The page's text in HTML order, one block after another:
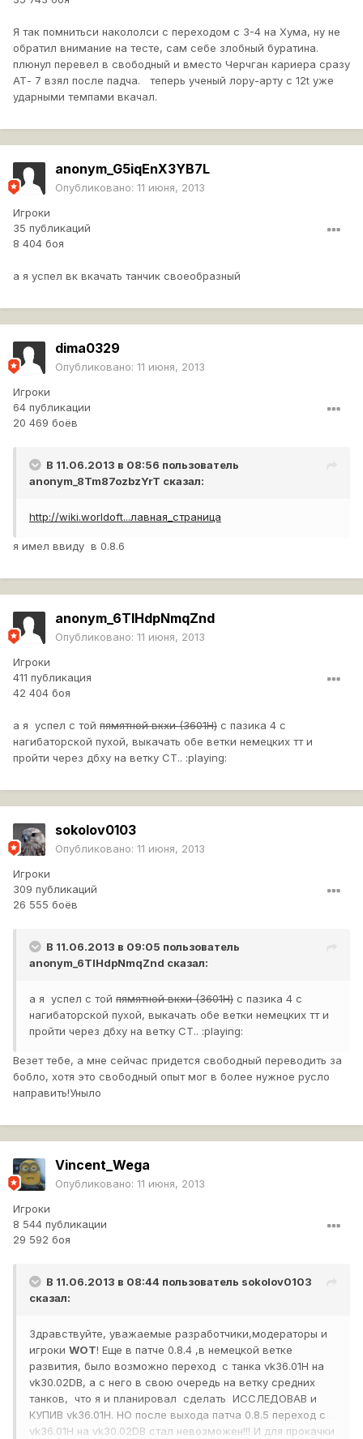
Я так помнитьси накололси с переходом с 3-4 на Хума, ну не
обратил внимание на тесте, сам себе злобный буратина.
плюнул перевел в свободный и вместо Черчган кариера сразу
АТ- 7 взял после падча. теперь ученый лору-арту с 12t уже
ударными темпами вкачал.
anonym_G5iqEnX3YB7L
Опубликовано: 11 июня, 2013
Игроки
35 публикаций
8 404 боя
а я успел вк вкачать танчик своеобразный
dima0329
Опубликовано: 11 июня, 2013
Игроки
64 публикации
20 469 боёв
В 11.06.2013 в 08:56 пользователь
anonym_8Tm87ozbzYrT сказал:
http://wiki.worldoft...лавная_страница
я имел ввиду в 0.8.6
anonym_6TlHdpNmqZnd
Опубликовано: 11 июня, 2013
Игроки
411 публикация
42 404 боя
а я успел с той пямятной вкхи (3601Н) с пазика 4 с
нагибаторской пухой, выкачать обе ветки немецких тт и
пройти через дбху на ветку СТ.. :playing:
sokolov0103
Опубликовано: 11 июня, 2013
Игроки
309 публикаций
26 555 боёв
В 11.06.2013 в 09:05 пользователь
anonym_6TlHdpNmqZnd сказал:
а я успел с той пямятной вкхи (3601Н) с пазика 4 с
нагибаторской пухой, выкачать обе ветки немецких тт и
пройти через дбху на ветку СТ.. :playing:
Везет тебе, а мне сейчас придется свободный переводить за
бобло, хотя это свободный опыт мог в более нужное русло
направить!Уныло
Vincent_Wega
Опубликовано: 11 июня, 2013
Игроки
8 544 публикации
29 592 боя
В 11.06.2013 в 08:44 пользователь sokolov0103
сказал:
Здравствуйте, уважаемые разработчики,модераторы и
игроки WOT! Еще в патче 0.8.4 ,в немецкой ветке
развития, было возможно переход с танка vk36.01H на
vk30.02DB, а с него в свою очередь на ветку средних
танков, что я и планировал сделать ИССЛЕДОВАВ и
КУПИВ vk36.01H. НО после выхода патча 0.8.5 переход с
vk36.01H на vk30.02DB стал невозможен!!! И для прокачки